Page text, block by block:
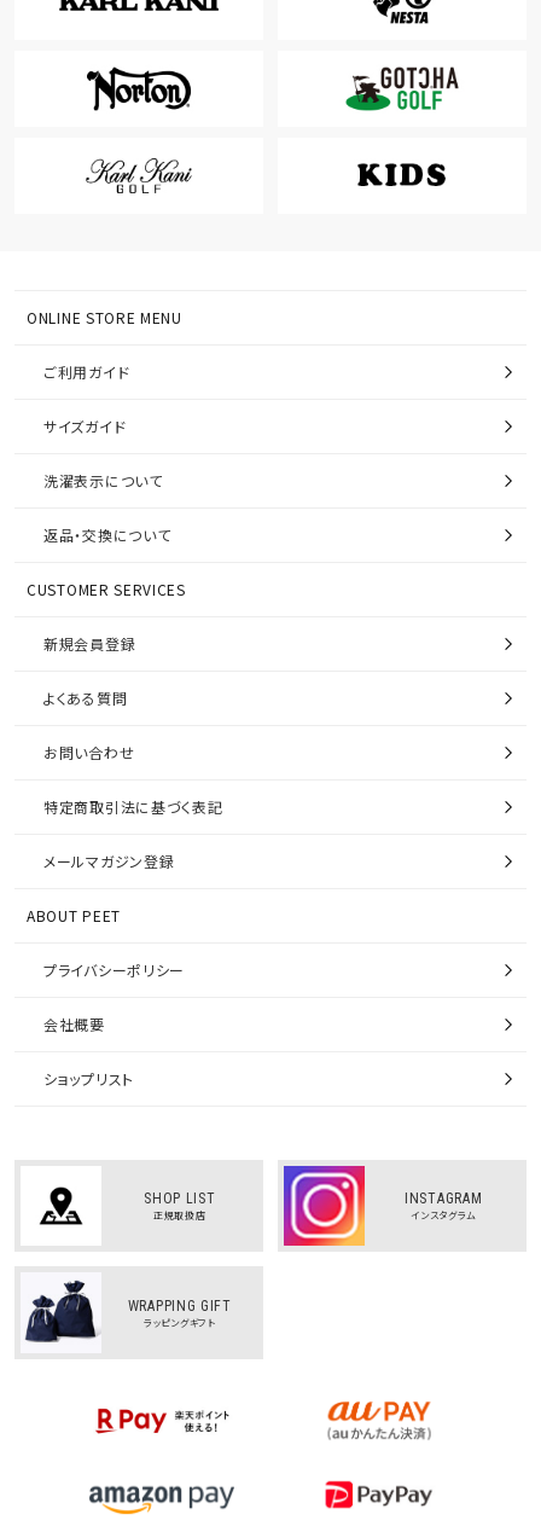
ONLINE STORE MENU
ご利用ガイド
サイズガイド
洗濯表示について
返品・交換について
CUSTOMER SERVICES
新規会員登録
よくある質問
お問い合わせ
特定商取引法に基づく表記
メールマガジン登録
ABOUT PEET
プライバシーポリシー
会社概要
ショップリスト
SHOP LIST
正規取扱店
INSTAGRAM
インスタグラム
WRAPPING GIFT
ラッピングギフト